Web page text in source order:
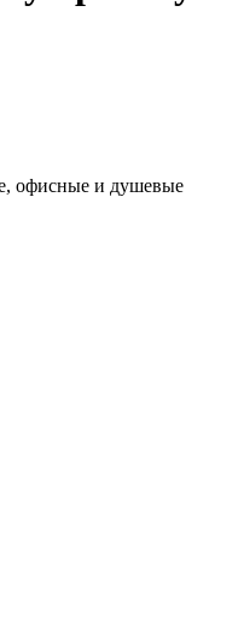
офисные и душевые